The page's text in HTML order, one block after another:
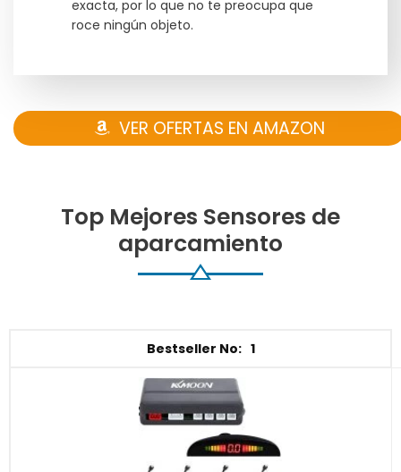
exacta, por lo que no te preocupa que
roce ningún objeto.
VER OFERTAS EN AMAZON
Top Mejores Sensores de
aparcamiento
1